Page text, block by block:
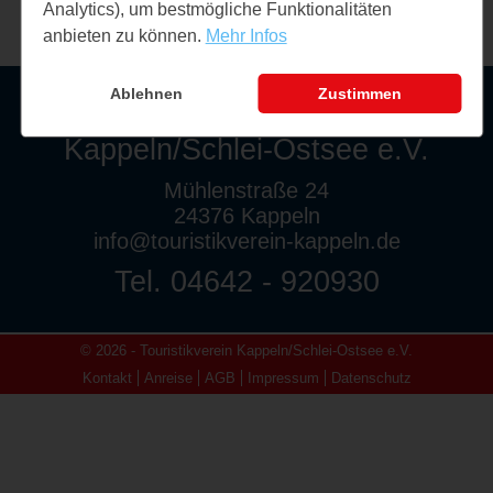
Touristikverein
Kappeln/Schlei-Ostsee e.V.
Mühlenstraße 24
24376 Kappeln
info@touristikverein-kappeln.de
Tel. 04642 - 920930
© 2026 - Touristikverein Kappeln/Schlei-Ostsee e.V.
Kontakt
Anreise AGB Impressum Datenschutz
Analytics), um bestmögliche Funktionalitäten
anbieten zu können. Mehr Infos
Ablehnen Zustimmen